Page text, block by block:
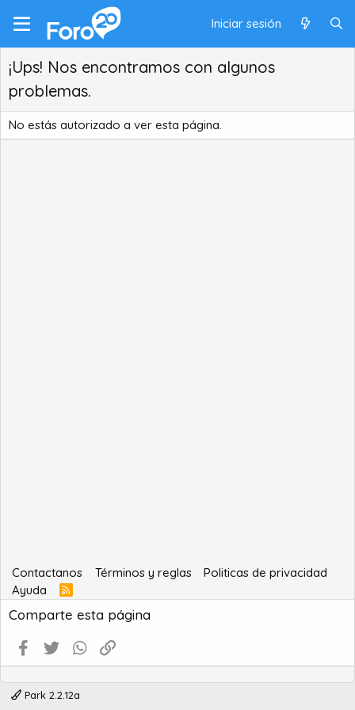
Iniciar sesión
¡Ups! Nos encontramos con algunos
problemas.
No estás autorizado a ver esta página.
Contactanos Términos y reglas
Politicas de privacidad
Ayuda
R
S
S
Comparte esta página
Facebook
Twitter WhatsApp
Park 2.2.12a